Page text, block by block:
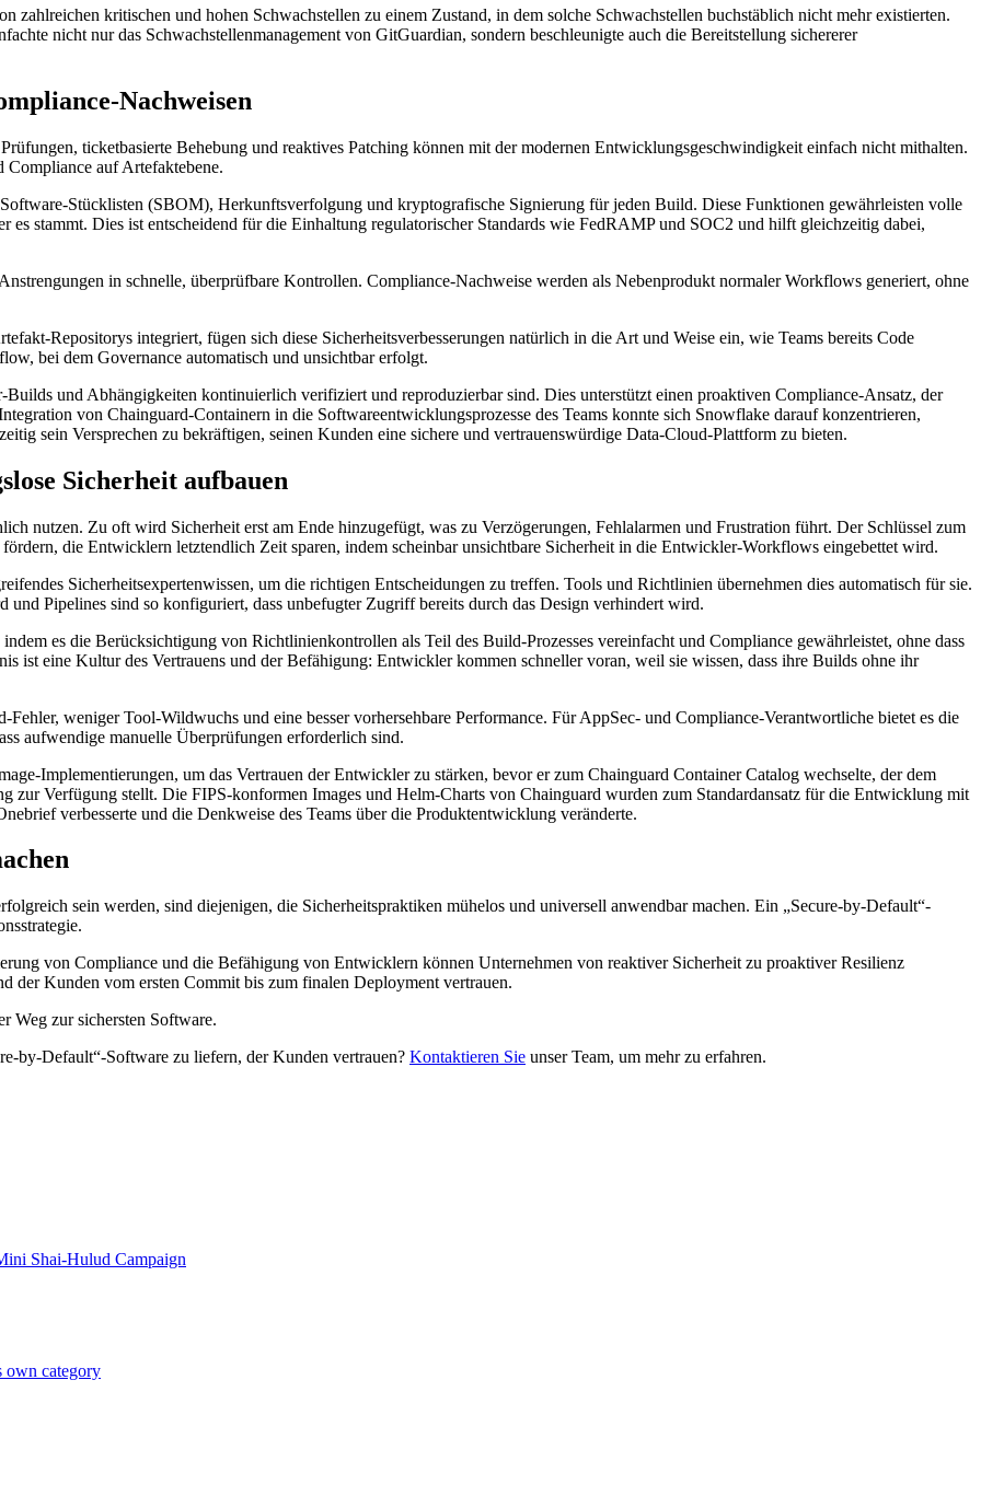
zahlreichen kritischen und hohen Schwachstellen zu einem Zustand, in dem solche Schwachstellen buchstäblich nicht mehr existierten.
nicht nur das Schwachstellenmanagement von GitGuardian, sondern beschleunigte auch die Bereitstellung sichererer
Nachweisen
ticketbasierte Behebung und reaktives Patching können mit der modernen Entwicklungsgeschwindigkeit einfach nicht mithalten.
auf Artefaktebene.
Stücklisten (SBOM), Herkunftsverfolgung und kryptografische Signierung für jeden Build. Diese Funktionen gewährleisten volle
es stammt. Dies ist entscheidend für die Einhaltung regulatorischer Standards wie FedRAMP und SOC2 und hilft gleichzeitig dabei,
in schnelle, überprüfbare Kontrollen. Compliance-Nachweise werden als Nebenprodukt normaler Workflows generiert, ohne
Repositorys integriert, fügen sich diese Sicherheitsverbesserungen natürlich in die Art und Weise ein, wie Teams bereits Code
bei dem Governance automatisch und unsichtbar erfolgt.
Builds und Abhängigkeiten kontinuierlich verifiziert und reproduzierbar sind. Dies unterstützt einen proaktiven Compliance-Ansatz, der
von Chainguard-Containern in die Softwareentwicklungsprozesse des Teams konnte sich Snowflake darauf konzentrieren,
sein Versprechen zu bekräftigen, seinen Kunden eine sichere und vertrauenswürdige Data-Cloud-Plattform zu bieten.
Sicherheit aufbauen
nutzen. Zu oft wird Sicherheit erst am Ende hinzugefügt, was zu Verzögerungen, Fehlalarmen und Frustration führt. Der Schlüssel zum
fördern, die Entwicklern letztendlich Zeit sparen, indem scheinbar unsichtbare Sicherheit in die Entwickler-Workflows eingebettet wird.
Sicherheitsexpertenwissen, um die richtigen Entscheidungen zu treffen. Tools und Richtlinien übernehmen dies automatisch für sie.
Pipelines sind so konfiguriert, dass unbefugter Zugriff bereits durch das Design verhindert wird.
es die Berücksichtigung von Richtlinienkontrollen als Teil des Build-Prozesses vereinfacht und Compliance gewährleistet, ohne dass
ist eine Kultur des Vertrauens und der Befähigung: Entwickler kommen schneller voran, weil sie wissen, dass ihre Builds ohne ihr
weniger Tool-Wildwuchs und eine besser vorhersehbare Performance. Für AppSec- und Compliance-Verantwortliche bietet es die
aufwendige manuelle Überprüfungen erforderlich sind.
Implementierungen, um das Vertrauen der Entwickler zu stärken, bevor er zum Chainguard Container Catalog wechselte, der dem
zur Verfügung stellt. Die FIPS-konformen Images und Helm-Charts von Chainguard wurden zum Standardansatz für die Entwicklung mit
verbesserte und die Denkweise des Teams über die Produktentwicklung veränderte.
sein werden, sind diejenigen, die Sicherheitspraktiken mühelos und universell anwendbar machen. Ein „Secure-by-Default“-
von Compliance und die Befähigung von Entwicklern können Unternehmen von reaktiver Sicherheit zu proaktiver Resilienz
der Kunden vom ersten Commit bis zum finalen Deployment vertrauen.
Weg zur sichersten Software.
by-Default“-Software zu liefern, der Kunden vertrauen? Kontaktieren Sie unser Team, um mehr zu erfahren.
Shai-Hulud Campaign
own category